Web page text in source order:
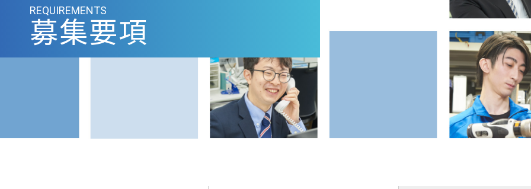
REQUIREMENTS
募集要項